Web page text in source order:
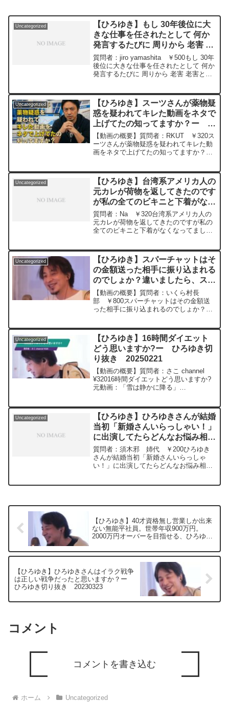
Uncategorized
【ひろゆき】もし 30年後位に大
きな仕事を任されたとして 何か
発言するたびに 周りから 老害 老
害と言われたりした場合 ひろゆ
きさんは 身を引きますかー ひ
ろゆき切り抜き 20241008
質問者：jiro yamashita ￥500もし 30年
後位に大きな仕事を任されたとして 何か
発言するたびに 周りから 老害 老害と言
とを貫きますか？元動画：世...
Uncategorized
【ひろゆき】スーツさんが薬物疑
惑を疑われてキレた動画をネタで
上げてたの知ってますか？ー ひ
ろゆき切り抜き 20251103
【動画の概要】質問者：RKUT ￥320ス
ーツさんが薬物疑惑を疑われてキレた動
画をネタで上げてたの知ってますか？既
る.HIKARI BEER L21 ひろゆき
さんの動...
Uncategorized
【ひろゆき】台湾系アメリカ人の
元カレが荷物を返してきたのです
が私の全てのビキニと下着がなく
なってました。怖いですー ひろ
ゆき切り抜き 20240228
質問者：Na ￥320台湾系アメリカ人の
元カレが荷物を返してきたのですが私の
全てのビキニと下着がなくなってまし
がら 2024/02/28 W22
https://www.youtube.com/watch?
v=GK3quBgoXnQ***************************
***************ひろゆきさんの動画で、寄
せられた質問について、一問一答形式に
してみました。過去にこんな質問してる
かな？と気になったことがあれば、下記
のサイトから検索してみてください。
多くの質問を今後も編集し、アップロー
ドしていきますので、使いやすいと感じ
て頂けたら、いいね！やチャンネル登録
をよろしくお願いします。
Uncategorized
【ひろゆき】スパーチャットはそ
の金額送った相手に振り込まれる
のでしょか？違いましたら、スー
パーチャットの仕組みを教えてく
ださいー ひろゆき切り抜き
20231105
【動画の概要】質問者：いくら村長
部 ￥800スパーチャットはその金額送
った相手に振り込まれるのでしょか？違
の原因は差別ではなく母親。小諸のワイ
ンを呑みながら 2023...
Uncategorized
【ひろゆき】16時間ダイエット
どう思いますか?ー ひろゆき切
り抜き 20250221
【動画の概要】質問者：さこ channel
¥32016時間ダイエットどう思いますか?
元動画：「雪は静かに降る」
一問一答形式にしてみました。過去にこ
んな質問...
Uncategorized
【ひろゆき】ひろゆきさんが結婚
当初「新婚さんいらっしゃい！」
に出演してたらどんなお悩み相談
してた〜？ー ひろゆき切り抜
き 20240216
質問者：須木邪 姉代 ￥200ひろゆき
さんが結婚当初「新婚さんいらっしゃ
い！」に出演してたらどんなお悩み相談
https://www.youtube.com/watch?
**************ひろゆきさんの動画で、寄せ
られた質問について、一問一答形式にし
てみました。過去にこんな質問してるか
サイトから検索してみてください。
https://hiroyuki-ziten.com/できるだけ、
多くの質問を今後も編集し、アップロー
ドしていきますので、使いやすいと感じ
て頂けたら、いいね！やチャンネル登録
をよろしくお願いします。
【ひろゆき】40才資格無し営業しか出来
ない無能平社員。世帯年収900万円。
2000万円オーバーを目指せる、ひろゆき
すか？ー ひろゆき切り抜き 20230321
【ひろゆき】ひろゆきさんはイラク戦争
は正しい戦争だったと思いますか？ー
ひろゆき切り抜き 20230323
コメント
コメントを書き込む
ホーム Uncategorized